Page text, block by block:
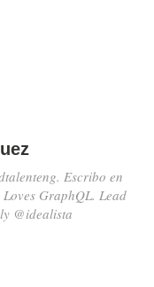
Escribo en
GraphQL. Lead
@idealista